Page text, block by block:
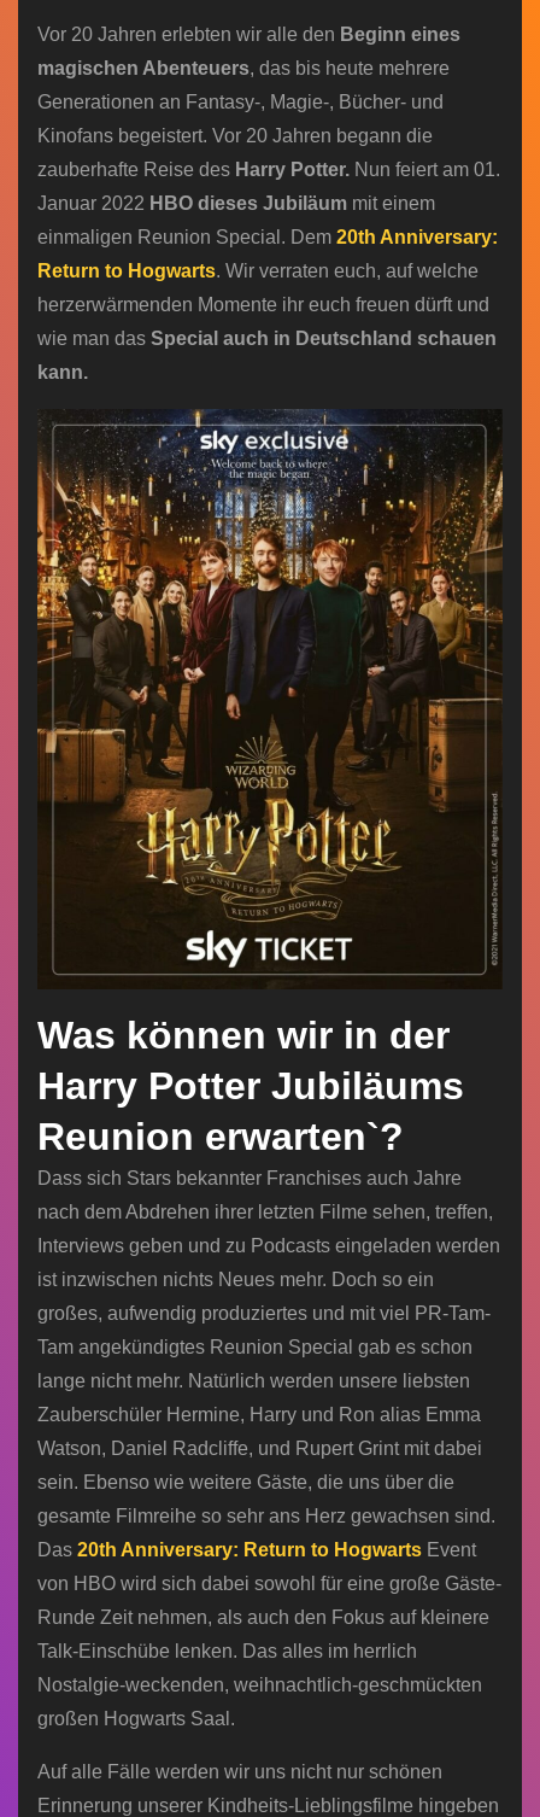
Vor 20 Jahren erlebten wir alle den Beginn eines
magischen Abenteuers, das bis heute mehrere
Generationen an Fantasy-, Magie-, Bücher- und
Kinofans begeistert. Vor 20 Jahren begann die
zauberhafte Reise des Harry Potter. Nun feiert am 01.
Januar 2022 HBO dieses Jubiläum mit einem
einmaligen Reunion Special. Dem 20th Anniversary:
Return to Hogwarts. Wir verraten euch, auf welche
herzerwärmenden Momente ihr euch freuen dürft und
wie man das Special auch in Deutschland schauen
kann.
Was können wir in der
Harry Potter Jubiläums
Reunion erwarten`?
Dass sich Stars bekannter Franchises auch Jahre
nach dem Abdrehen ihrer letzten Filme sehen, treffen,
Interviews geben und zu Podcasts eingeladen werden
ist inzwischen nichts Neues mehr. Doch so ein
großes, aufwendig produziertes und mit viel PR-Tam-
Tam angekündigtes Reunion Special gab es schon
lange nicht mehr. Natürlich werden unsere liebsten
Zauberschüler Hermine, Harry und Ron alias Emma
Watson, Daniel Radcliffe, und Rupert Grint mit dabei
sein. Ebenso wie weitere Gäste, die uns über die
gesamte Filmreihe so sehr ans Herz gewachsen sind.
Das 20th Anniversary: Return to Hogwarts Event
von HBO wird sich dabei sowohl für eine große Gäste-
Runde Zeit nehmen, als auch den Fokus auf kleinere
Talk-Einschübe lenken. Das alles im herrlich
Nostalgie-weckenden, weihnachtlich-geschmückten
großen Hogwarts Saal.
Auf alle Fälle werden wir uns nicht nur schönen
Erinnerung unserer Kindheits-Lieblingsfilme hingeben